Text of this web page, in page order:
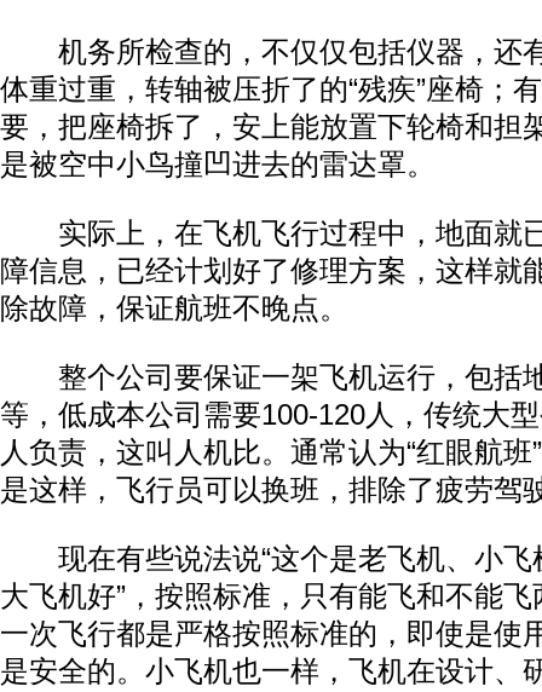
机务所检查的，不仅仅包括仪器，还
体重过重，转轴被压折了的“残疾”座椅；
要，把座椅拆了，安上能放置下轮椅和担
是被空中小鸟撞凹进去的雷达罩。
实际上，在飞机飞行过程中，地面就
障信息，已经计划好了修理方案，这样就
除故障，保证航班不晚点。
整个公司要保证一架飞机运行，包括
等，低成本公司需要100-120人，传统大
人负责，这叫人机比。通常认为“红眼航
是这样，飞行员可以换班，排除了疲劳驾
现在有些说法说“这个是老飞机、小飞
大飞机好”，按照标准，只有能飞和不能
一次飞行都是严格按照标准的，即使是使
是安全的。小飞机也一样，飞机在设计、